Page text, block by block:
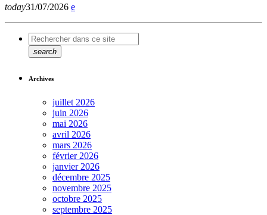
today31/07/2026
search
Archives
juillet 2026
juin 2026
mai 2026
avril 2026
mars 2026
février 2026
janvier 2026
décembre 2025
novembre 2025
octobre 2025
septembre 2025